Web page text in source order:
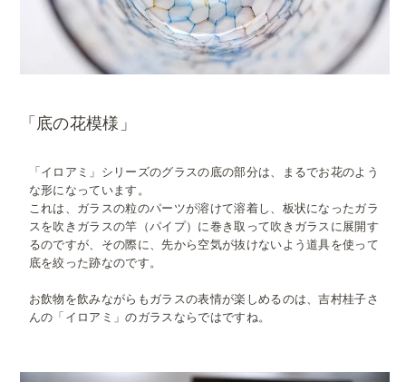
「底の花模様」
「イロアミ」シリーズのグラスの底の部分は、まるでお花のよう
な形になっています。
これは、ガラスの粒のパーツが溶けて溶着し、板状になったガラ
スを吹きガラスの竿（パイプ）に巻き取って吹きガラスに展開す
るのですが、その際に、先から空気が抜けないよう道具を使って
底を絞った跡なのです。
お飲物を飲みながらもガラスの表情が楽しめるのは、吉村桂子さ
んの「イロアミ」のガラスならではですね。